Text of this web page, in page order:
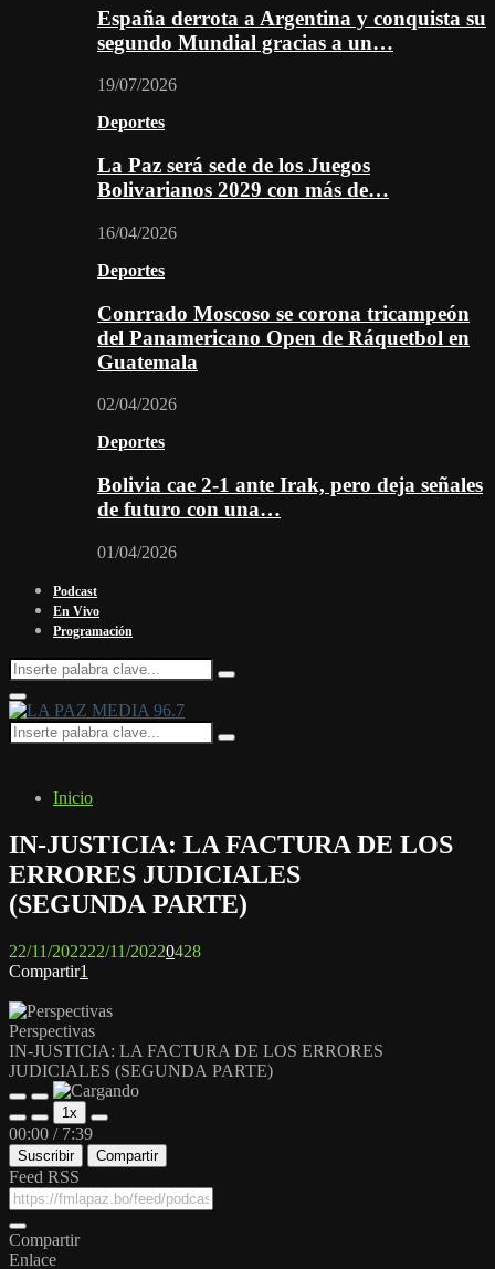
España derrota a Argentina y conquista su
segundo Mundial gracias a un…
19/07/2026
Deportes
La Paz será sede de los Juegos
Bolivarianos 2029 con más de…
16/04/2026
Deportes
Conrrado Moscoso se corona tricampeón
del Panamericano Open de Ráquetbol en
Guatemala
02/04/2026
Deportes
Bolivia cae 2-1 ante Irak, pero deja señales
de futuro con una…
01/04/2026
Podcast
En Vivo
Programación
Search
for:
Search
Facebook
Twitter
Instagram
Youtube
Email
Twitch
Whatsapp
Primary
Menu
Search
for:
Search
Inicio
IN-JUSTICIA: LA FACTURA DE LOS
ERRORES JUDICIALES
(SEGUNDA PARTE)
22/11/202222/11/20220428
Compartir1
Perspectivas
IN-JUSTICIA: LA FACTURA DE LOS ERRORES
JUDICIALES (SEGUNDA PARTE)
Reproducir
episodio
Pausar
episodio
Mute/Unmute
Episode
Rebobinar
10
segundos
1x
Fast
Forward
30
00:00 / 7:39
Suscribir Compartir
Feed RSS
Compartir
Enlace